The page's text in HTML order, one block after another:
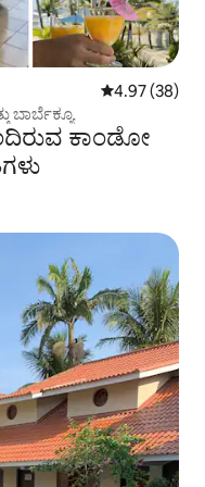
5 ರಲ್ಲಿ 4.97
4.97 (38)
ಬಾರ್ಬೆಕ್ಯೂ
ಕಾಂಡೋ